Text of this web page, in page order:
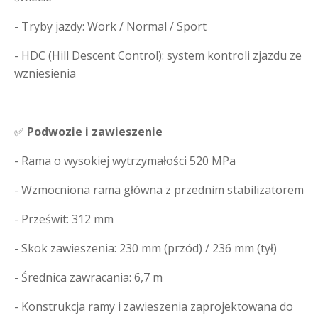
- Tryby jazdy: Work / Normal / Sport
- HDC (Hill Descent Control): system kontroli zjazdu ze
wzniesienia
✅ Podwozie i zawieszenie
- Rama o wysokiej wytrzymałości 520 MPa
- Wzmocniona rama główna z przednim stabilizatorem
- Prześwit: 312 mm
- Skok zawieszenia: 230 mm (przód) / 236 mm (tył)
- Średnica zawracania: 6,7 m
- Konstrukcja ramy i zawieszenia zaprojektowana do